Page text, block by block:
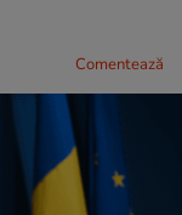
Comentează